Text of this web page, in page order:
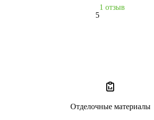
5
1 отзыв
Отделочные материалы